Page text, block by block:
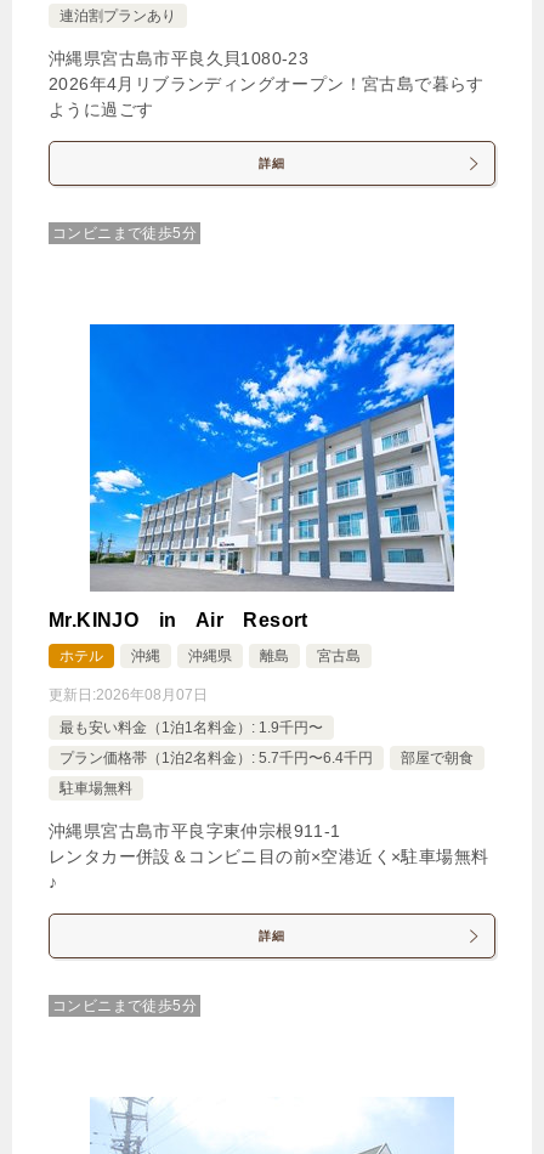
連泊割プランあり
沖縄県宮古島市平良久貝1080‐23
2026年4月リブランディングオープン！宮古島で暮らす
ように過ごす
詳細
コンビニまで徒歩5分
Mr.KINJO in Air Resort
ホテル 沖縄 沖縄県 離島 宮古島
更新日:2026年08月07日
最も安い料金（1泊1名料金）: 1.9千円〜
プラン価格帯（1泊2名料金）: 5.7千円〜6.4千円
部屋で朝食
駐車場無料
沖縄県宮古島市平良字東仲宗根911‐1
レンタカー併設＆コンビニ目の前×空港近く×駐車場無料
♪
詳細
コンビニまで徒歩5分